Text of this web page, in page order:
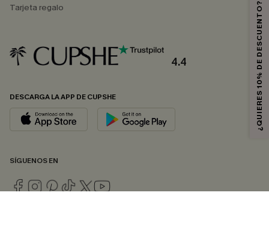
Tarjeta regalo
4.4
DESCARGA LA APP DE CUPSHE
SÍGUENOS EN
¿QUIERES 10% DE DESCUENTO?